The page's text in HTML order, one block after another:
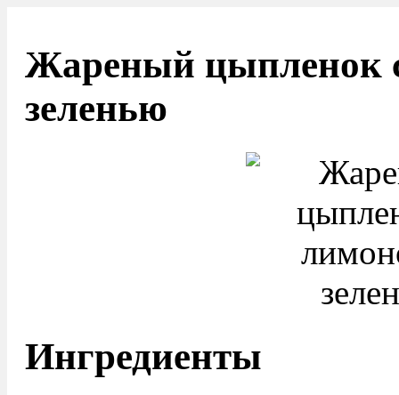
Жареный цыпленок
зеленью
Ингредиенты